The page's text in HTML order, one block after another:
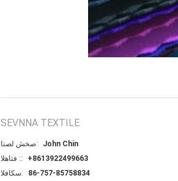
SEVNNA TEXTILE
اتصل شخص:
John Chin
الهاتف ::
+8613922499663
الفاكس:
86-757-85758834